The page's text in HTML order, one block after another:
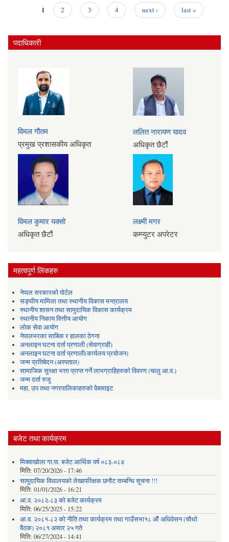
1 2 3 4 next › last »
पदाधिकारी
विमल गौतम
प्रमुख प्रशासकीय अधिकृत
ललित नारायण यादव
अधिकृत छैटौं
विमल कुमार यक्सो
अधिकृत छैटौं
लक्ष्मी मगर
कम्प्युटर अपरेटर
महत्वपुर्ण लिंकहरु
नेपाल सरकारको पोर्टल
सङ्घीय मामिला तथा स्थानीय विकास मन्त्रालय
स्थानीय शासन तथा सामुदायिक विकास कार्यक्रम
स्थानीय निकाय वित्तीय आयोग
लोक सेवा आयोग
नेपालभरका साबिक र हालका ठेगना
अनलाइन घटना दर्ता प्रणाली (सेवाग्राही)
अनलाइन घटना दर्ता प्रणाली(कार्यलय प्रयोजन)
जन्म प्रतिबेदन (अस्पताल)
सामाजिक सुरक्षा भत्ता प्राप्त गर्ने लाभग्राहिहरुको विवरण (चालु आ.व.)
जन्म दर्ता रुजु
महा, उप तथा नगरपालिकाहरुको वेबसाइट
बजेट तथा कार्यक्रम
मिक्वाखोला गा.पा. बजेट आर्थिक वर्ष ०८३-०८४
मिति: 07/20/2026 - 17:46
सामुदायिक विधालयको लेखापरिक्षक छनौट सम्बन्धि सूचना !!!
मिति: 01/01/2026 - 16:21
आ.व. २०८२-८३ को बजेट कार्यक्रम
मिति: 06/25/2025 - 15:22
आ.व. २०८१-८२ को नीति तथा कार्यक्रम तथा गाउँसभा१८ औं अधिवेसन (चौथो
वैठक) २०८१ असार २५ गते
मिति: 06/27/2024 - 14:41